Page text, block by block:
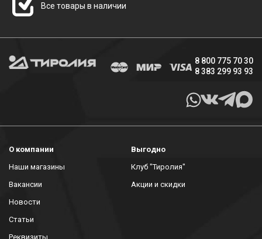
Все товары в наличии
8 800 775 70 30
8 383 299 93 93
О компании
Наши магазины
Вакансии
Новости
Статьи
Реквизиты
Выгодно
Клуб "Тиролия"
Акции и скидки